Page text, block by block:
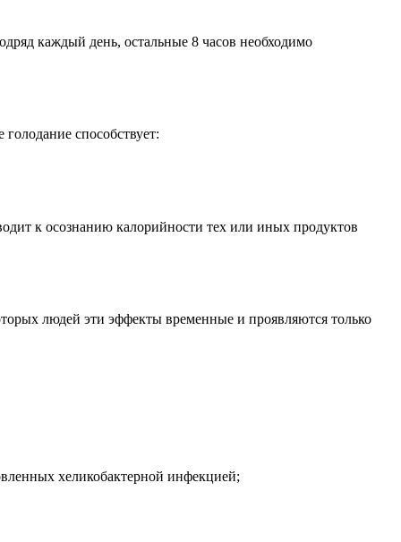
каждый день, остальные 8 часов необходимо
способствует:
к осознанию калорийности тех или иных продуктов
людей эти эффекты временные и проявляются только
хеликобактерной инфекцией;